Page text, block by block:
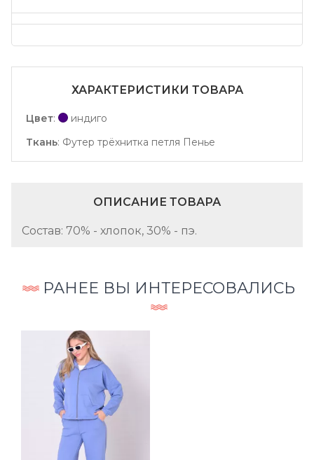
ХАРАКТЕРИСТИКИ ТОВАРА
Цвет:
индиго
Ткань: Футер трёхнитка петля Пенье
ОПИСАНИЕ ТОВАРА
Состав: 70% - хлопок, 30% - пэ.
РАНЕЕ ВЫ ИНТЕРЕСОВАЛИСЬ